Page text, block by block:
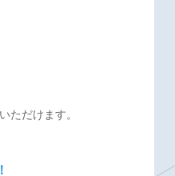
ただけます。